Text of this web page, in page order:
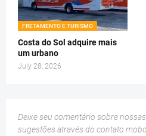
FRETAMENTO E TURISMO
Costa do Sol adquire mais
um urbano
July 28, 2026
Deixe seu comentário sobre
sugestões através do contato